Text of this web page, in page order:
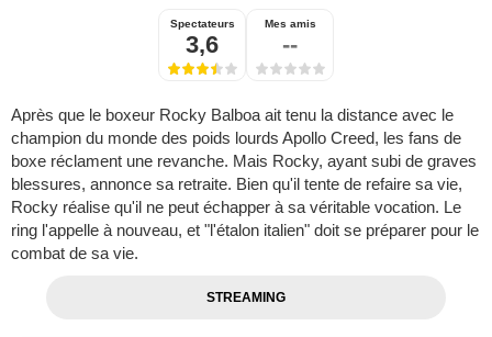
Spectateurs
3,6
Mes amis
--
Après que le boxeur Rocky Balboa ait tenu la distance avec le
champion du monde des poids lourds Apollo Creed, les fans de
boxe réclament une revanche. Mais Rocky, ayant subi de graves
blessures, annonce sa retraite. Bien qu'il tente de refaire sa vie,
Rocky réalise qu'il ne peut échapper à sa véritable vocation. Le
ring l'appelle à nouveau, et "l'étalon italien" doit se préparer pour le
combat de sa vie.
STREAMING